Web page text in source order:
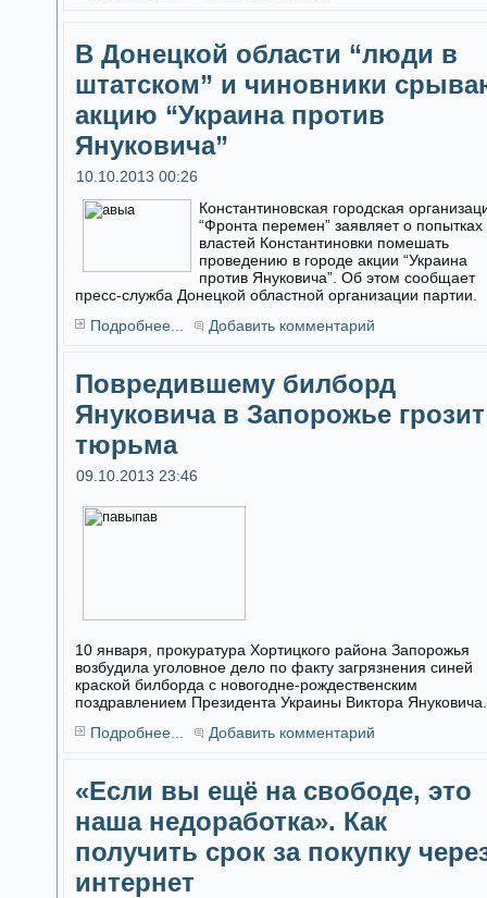
В Донецкой области “люди в
штатском” и чиновники
акцию “Украина против
Януковича”
10.10.2013 00:26
Константиновская городская
“Фронта перемен” заявляет о попытках
властей Константиновки помешать
проведению в городе акции “Украина
против Януковича”. Об этом сообщает
пресс-служба Донецкой областной организации партии.
Подробнее...
Добавить комментарий
Повредившему билборд
Януковича в Запорожье грозит
тюрьма
09.10.2013 23:46
10 января, прокуратура Хортицкого района Запорожья
возбудила уголовное дело по факту загрязнения синей
краской билборда с новогодне-рождественским
поздравлением Президента Украины Виктора Януковича.
Подробнее...
Добавить комментарий
«Если вы ещё на свободе, это
наша недоработка». Как
получить срок за покупку
интернет